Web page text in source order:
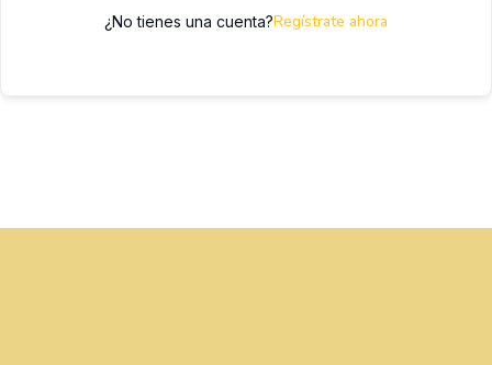
¿No tienes una cuenta?Regístrate ahora